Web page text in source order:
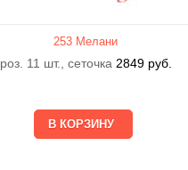
253 Мелани
роз. 11 шт., сеточка 2849 руб.